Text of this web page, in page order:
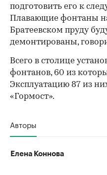
подготовить его к
Плавающие фонтаны
Братеевском пруду
демонтированы,
Всего в столице
фонтанов, 60 из
Эксплуатацию 87 из
«Гормост».
Авторы
Елена Коннова